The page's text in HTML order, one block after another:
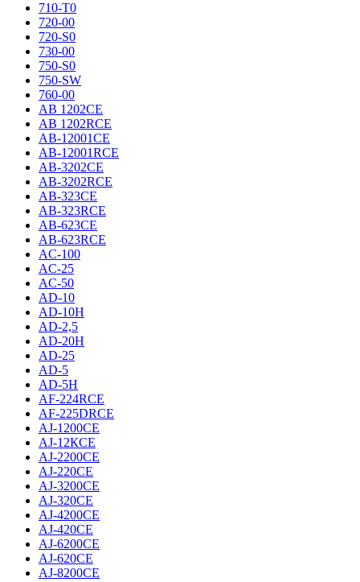
710-T0
720-00
720-S0
730-00
750-S0
750-SW
760-00
AB 1202CE
AB 1202RCE
AB-12001CE
AB-12001RCE
AB-3202CE
AB-3202RCE
AB-323CE
AB-323RCE
AB-623CE
AB-623RCE
AC-100
AC-25
AC-50
AD-10
AD-10H
AD-2,5
AD-20H
AD-25
AD-5
AD-5H
AF-224RCE
AF-225DRCE
AJ-1200CE
AJ-12КCE
AJ-2200CE
AJ-220CE
AJ-3200CE
AJ-320CE
AJ-4200CE
AJ-420CE
AJ-6200CE
AJ-620CE
AJ-8200CE